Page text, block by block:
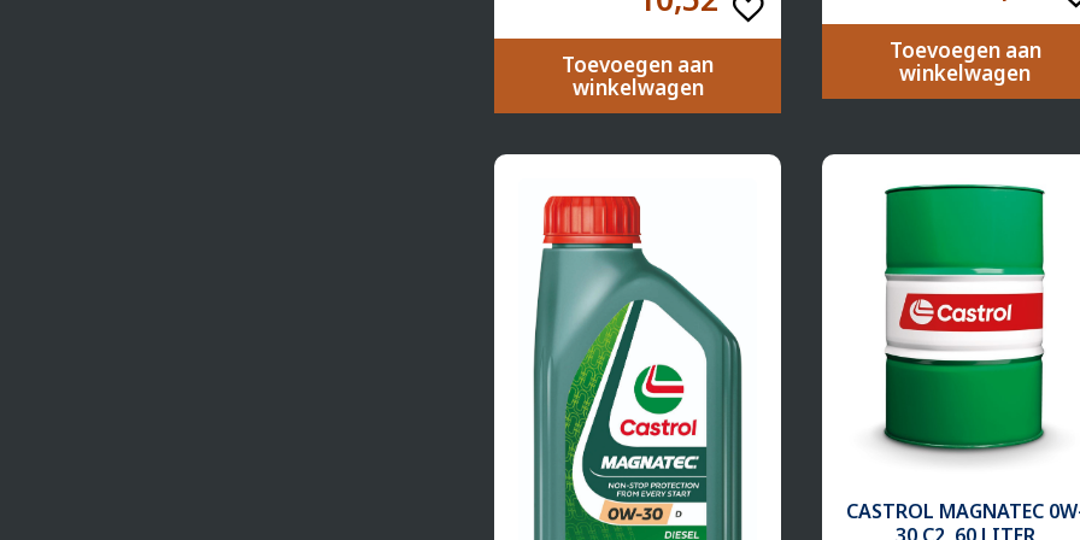
Toevoegen aan
winkelwagen
Toevoegen aan
winkelwagen
CASTROL MAGNATEC